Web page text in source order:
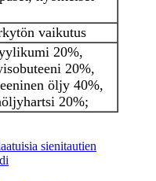
vaikutus
20%,
20%,
öljy 40%,
20%;